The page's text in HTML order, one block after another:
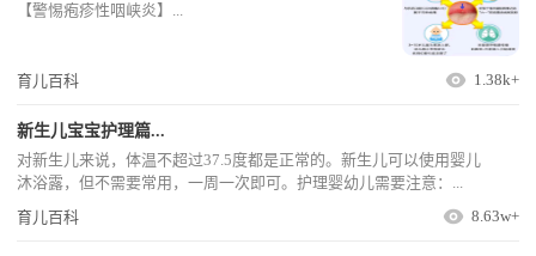
【警惕疱疹性咽峡炎】...
育儿百科 1.38k+
新生儿宝宝护理篇...
对新生儿来说，体温不超过37.5度都是正常的。新生儿可以使用婴儿
沐浴露，但不需要常用，一周一次即可。护理婴幼儿需要注意：...
育儿百科
8.63w+